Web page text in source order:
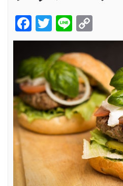
Facebook
Twitter
Line
Link